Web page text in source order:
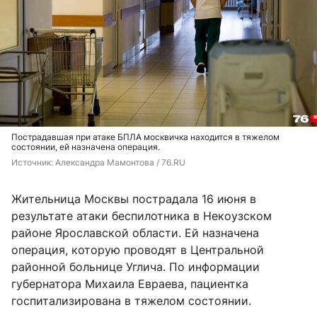
Пострадавшая при атаке БПЛА москвичка находится в тяжелом
состоянии, ей назначена операция.
Источник: Александра Мамонтова / 76.RU
Жительница Москвы пострадала 16 июня в
результате атаки беспилотника в Некоузском
районе Ярославской области. Ей назначена
операция, которую проводят в Центральной
районной больнице Углича. По информации
губернатора Михаила Евраева, пациентка
госпитализирована в тяжелом состоянии.